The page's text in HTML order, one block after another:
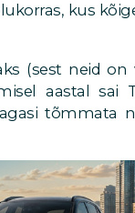
kus
(sest neid on
aastal sai
tõmmata